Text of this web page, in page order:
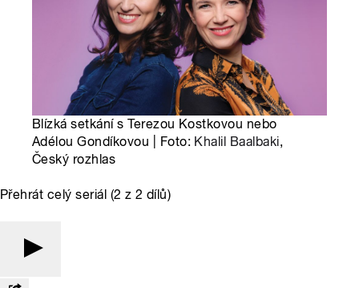
Blízká setkání s Terezou Kostkovou nebo
Adélou Gondíkovou | Foto: Khalil Baalbaki,
Český rozhlas
Přehrát celý seriál (2 z 2 dílů)